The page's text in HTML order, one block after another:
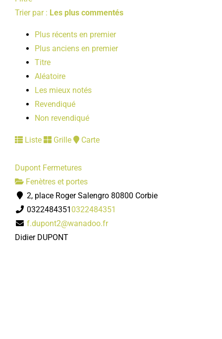
LOISIRS
PUBLICATIONS
Trier par : Les plus commentés
Plus récents en premier
Plus anciens en premier
Titre
Aléatoire
Les mieux notés
Revendiqué
Non revendiqué
Liste Grille Carte
Dupont Fermetures
Fenètres et portes
2, place Roger Salengro 80800 Corbie
0322484351 0322484351
f.dupont2@wanadoo.fr
Didier DUPONT